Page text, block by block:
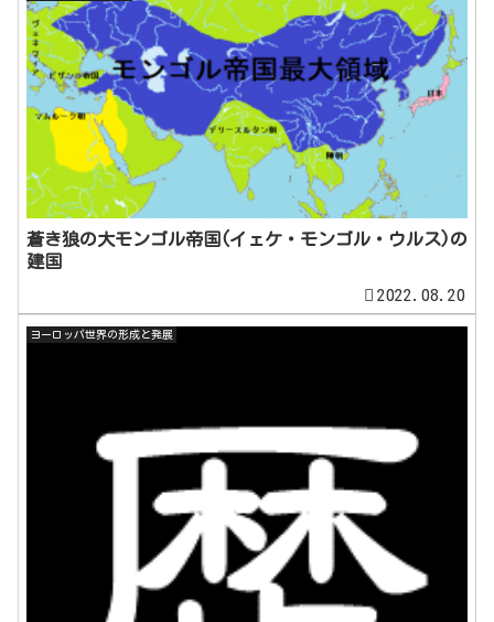
蒼き狼の大モンゴル帝国(イェケ・モンゴル・ウルス)の
建国
2022.08.20
ヨーロッパ世界の形成と発展